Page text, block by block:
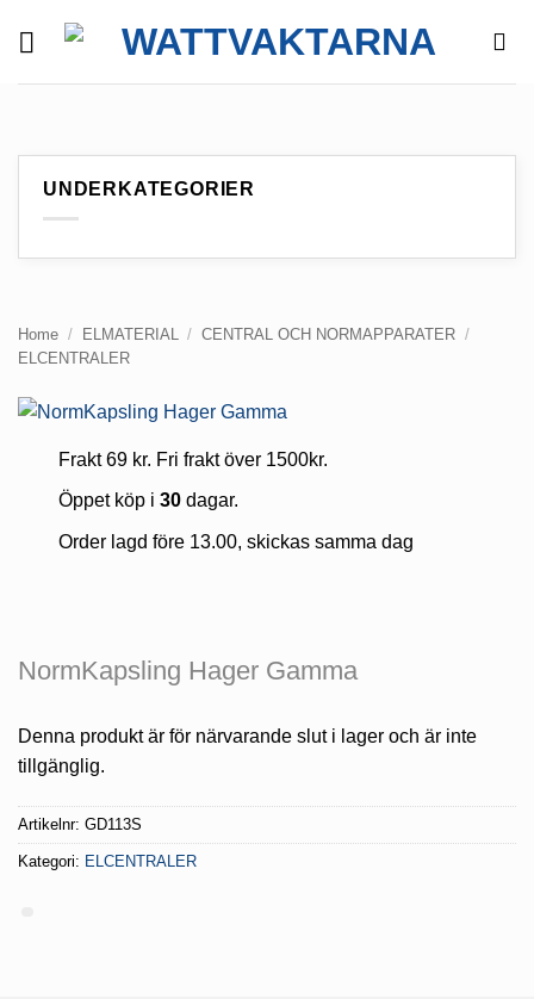
UNDERKATEGORIER
Home / ELMATERIAL / CENTRAL OCH NORMAPPARATER /
ELCENTRALER
Frakt 69 kr. Fri frakt över 1500kr.
Öppet köp i 30dagar.
Order lagd före 13.00, skickas samma dag
NormKapsling Hager Gamma
Denna produkt är för närvarande slut i lager och är inte
tillgänglig.
Artikelnr: GD113S
Kategori: ELCENTRALER